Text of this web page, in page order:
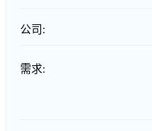
公司:
需求: